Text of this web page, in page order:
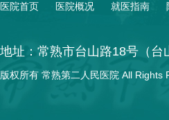
医院首页 医院概况 就医指南
地址：常熟市台山路18号（
版权所有 常熟第二人民医院 All Rights